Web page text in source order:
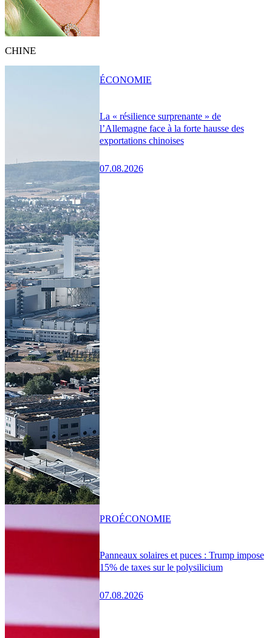
CHINE
La « résilience surprenante » de
l’Allemagne face à la forte hausse des
exportations chinoises
07.08.2026
ÉCONOMIE
Panneaux solaires et puces : Trump impose
15% de taxes sur le polysilicium
07.08.2026
PROÉCONOMIE